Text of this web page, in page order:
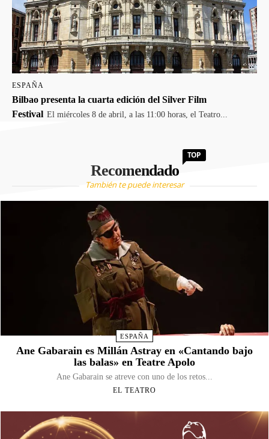
ESPAÑA
Bilbao presenta la cuarta edición del Silver Film
Festival El miércoles 8 de abril, a las 11:00 horas, el Teatro...
Recomendado
TOP
También te puede interesar
ESPAÑA
Ane Gabarain es Millán Astray en «Cantando bajo
las balas» en Teatre Apolo
Ane Gabarain se atreve con uno de los retos...
EL TEATRO